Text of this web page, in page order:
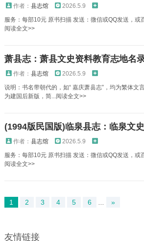
作者： 县志馆
2026.5.9
服务：每部10元 原书扫描 发送：微信或QQ发送，或
阅读全文>>
作者： 县志馆
2026.5.9
说明：书名带朝代的，如“ 嘉庆萧县志”，均为繁体文
为建国后新版，简...阅读全文>>
作者： 县志馆
2026.5.9
服务：每部10元 原书扫描 发送：微信或QQ发送，或
阅读全文>>
1 2 3 4 5 6 »
友情链接